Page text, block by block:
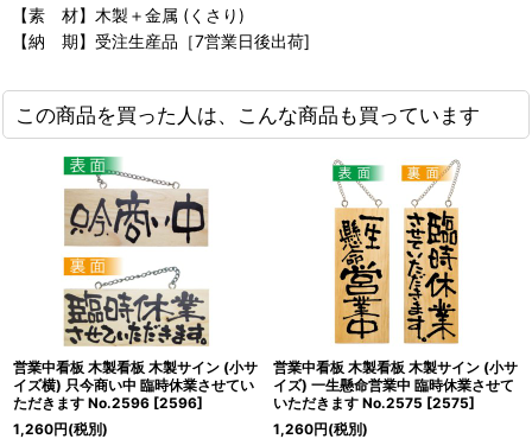
【素 材】木製＋金属 (くさり)
【納 期】受注生産品［7営業日後出荷]
この商品を買った人は、こんな商品も買っています
営業中看板 木製看板 木製サイン (小サ
イズ横) 只今商い中 臨時休業させてい
ただきます No.2596 [2596]
1,260円(税別)
営業中看板 木製看板 木製サイン (小サ
イズ) 一生懸命営業中 臨時休業させて
いただきます No.2575 [2575]
1,260円(税別)